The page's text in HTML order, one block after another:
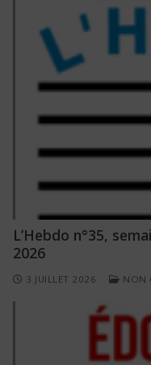
L’Hebdo n°35,
2026
3 JUILLET 2026 NON